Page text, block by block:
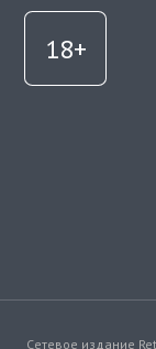
Сетевое издание